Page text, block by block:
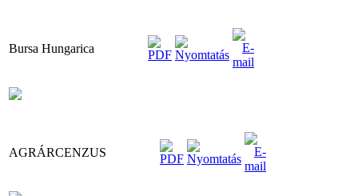
Bursa Hungarica
AGRÁRCENZUS